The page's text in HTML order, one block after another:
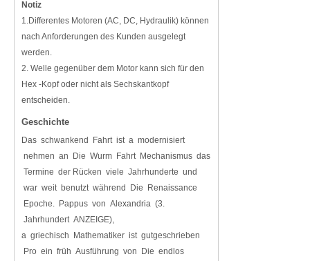
Notiz
1.Differentes Motoren (AC, DC, Hydraulik) können
nach Anforderungen des Kunden ausgelegt
werden.
2. Welle gegenüber dem Motor kann sich für den
Hex -Kopf oder nicht als Sechskantkopf
entscheiden.
Geschichte
Das schwankend Fahrt ist a modernisiert
nehmen an Die Wurm Fahrt Mechanismus das
Termine der Rücken viele Jahrhunderte und
war weit benutzt während Die Renaissance
Epoche. Pappus von Alexandria (3.
Jahrhundert ANZEIGE),
a griechisch Mathematiker ist gutgeschrieben
Pro ein früh Ausführung von Die endlos